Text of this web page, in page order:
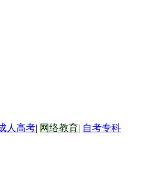
人高考| 网络教育| 自考专科